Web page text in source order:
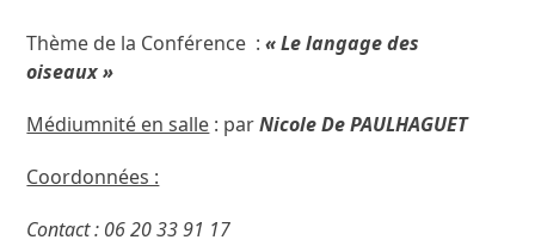
Thème de la Conférence :« Le langage des
oiseaux »
Médiumnité en salle : par Nicole De PAULHAGUET
Coordonnées :
Contact : 06 20 33 91 17